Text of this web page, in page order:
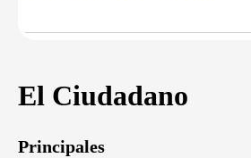
El Ciudadano
Principales